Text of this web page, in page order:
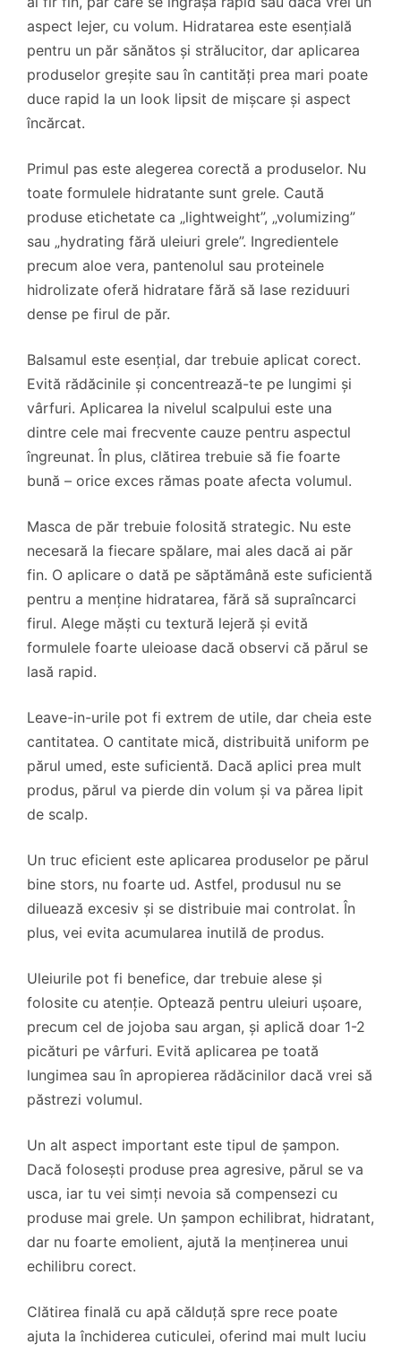
aspect lejer, cu volum. Hidratarea este esențială
pentru un păr sănătos și strălucitor, dar aplicarea
produselor greșite sau în cantități prea mari poate
duce rapid la un look lipsit de mișcare și aspect
încărcat.
Primul pas este alegerea corectă a produselor. Nu
toate formulele hidratante sunt grele. Caută
produse etichetate ca „lightweight”, „volumizing”
sau „hydrating fără uleiuri grele”. Ingredientele
precum aloe vera, pantenolul sau proteinele
hidrolizate oferă hidratare fără să lase reziduuri
dense pe firul de păr.
Balsamul este esențial, dar trebuie aplicat corect.
Evită rădăcinile și concentrează-te pe lungimi și
vârfuri. Aplicarea la nivelul scalpului este una
dintre cele mai frecvente cauze pentru aspectul
îngreunat. În plus, clătirea trebuie să fie foarte
bună – orice exces rămas poate afecta volumul.
Masca de păr trebuie folosită strategic. Nu este
necesară la fiecare spălare, mai ales dacă ai păr
fin. O aplicare o dată pe săptămână este suficientă
pentru a menține hidratarea, fără să supraîncarci
firul. Alege măști cu textură lejeră și evită
formulele foarte uleioase dacă observi că părul se
lasă rapid.
Leave-in-urile pot fi extrem de utile, dar cheia este
cantitatea. O cantitate mică, distribuită uniform pe
părul umed, este suficientă. Dacă aplici prea mult
produs, părul va pierde din volum și va părea lipit
de scalp.
Un truc eficient este aplicarea produselor pe părul
bine stors, nu foarte ud. Astfel, produsul nu se
diluează excesiv și se distribuie mai controlat. În
plus, vei evita acumularea inutilă de produs.
Uleiurile pot fi benefice, dar trebuie alese și
folosite cu atenție. Optează pentru uleiuri ușoare,
precum cel de jojoba sau argan, și aplică doar 1-2
picături pe vârfuri. Evită aplicarea pe toată
lungimea sau în apropierea rădăcinilor dacă vrei să
păstrezi volumul.
Un alt aspect important este tipul de șampon.
Dacă folosești produse prea agresive, părul se va
usca, iar tu vei simți nevoia să compensezi cu
produse mai grele. Un șampon echilibrat, hidratant,
dar nu foarte emolient, ajută la menținerea unui
echilibru corect.
Clătirea finală cu apă călduță spre rece poate
ajuta la închiderea cuticulei, oferind mai mult luciu